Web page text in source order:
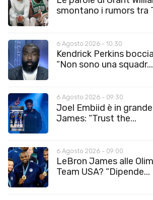
smontano i rumors tra
6 Agosto 2026 - 10:30
Kendrick Perkins
“Non sono una squadr...
6 Agosto 2026 - 09:30
Joel Embiid è in
James: “Trust the...
6 Agosto 2026 - 09:00
LeBron James alle
Team USA? “Dipende...